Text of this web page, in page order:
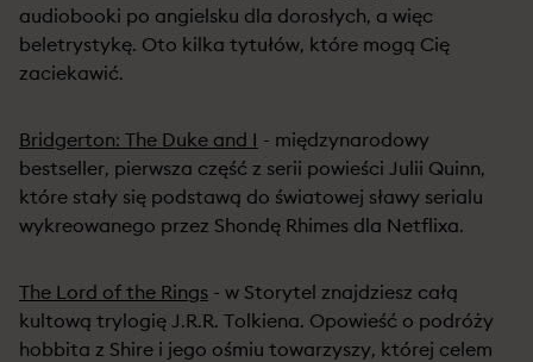
audiobooki po angielsku dla dorosłych, a więc
beletrystykę. Oto kilka tytułów, które mogą Cię
zaciekawić.
Bridgerton: The Duke and I - międzynarodowy
bestseller, pierwsza część z serii powieści Julii Quinn,
które stały się podstawą do światowej sławy serialu
wykreowanego przez Shondę Rhimes dla Netflixa.
The Lord of the Rings - w Storytel znajdziesz całą
kultową trylogię J.R.R. Tolkiena. Opowieść o podróży
hobbita z Shire i jego ośmiu towarzyszy, której celem